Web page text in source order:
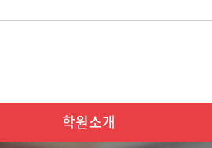
학원소개